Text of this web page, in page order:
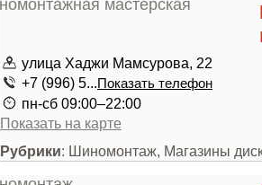
улица Хаджи Мамсурова, 22
+7 (996) 5...Показать телефон
пн-сб 09:00–22:00
Показать на карте
Рубрики: Шиномонтаж, Магазины